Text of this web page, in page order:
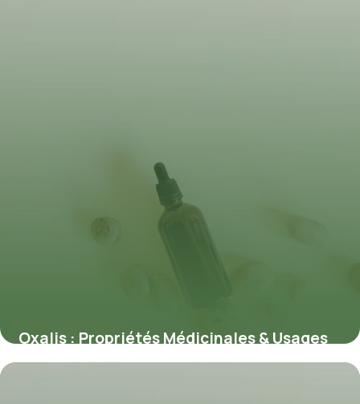
Oxalis : Propriétés Médicinales & Usages
8 juillet 2026